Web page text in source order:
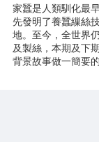
家蠶是人類馴化最
先發明了養蠶繅絲
地。至今，全世界
及製絲，本期及下
背景故事做一簡要的